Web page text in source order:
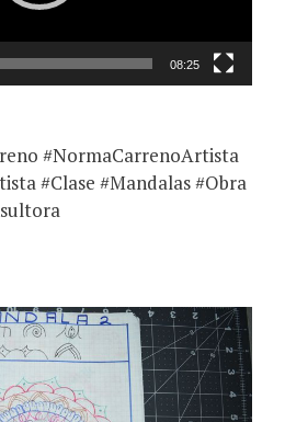
08:25
#NormaCarrenoArtista
#Clase #Mandalas #Obra